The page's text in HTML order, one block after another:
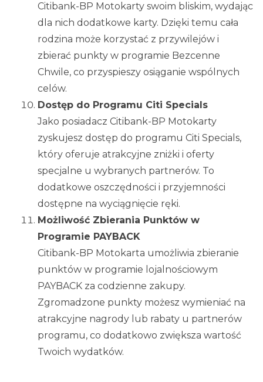
Citibank-BP Motokarty swoim bliskim, wydając
dla nich dodatkowe karty. Dzięki temu cała
rodzina może korzystać z przywilejów i
zbierać punkty w programie Bezcenne
Chwile, co przyspieszy osiąganie wspólnych
celów.
Dostęp do Programu Citi Specials
Jako posiadacz Citibank-BP Motokarty
zyskujesz dostęp do programu Citi Specials,
który oferuje atrakcyjne zniżki i oferty
specjalne u wybranych partnerów. To
dodatkowe oszczędności i przyjemności
dostępne na wyciągnięcie ręki.
Możliwość Zbierania Punktów w
Programie PAYBACK
Citibank-BP Motokarta umożliwia zbieranie
punktów w programie lojalnościowym
PAYBACK za codzienne zakupy.
Zgromadzone punkty możesz wymieniać na
atrakcyjne nagrody lub rabaty u partnerów
programu, co dodatkowo zwiększa wartość
Twoich wydatków.